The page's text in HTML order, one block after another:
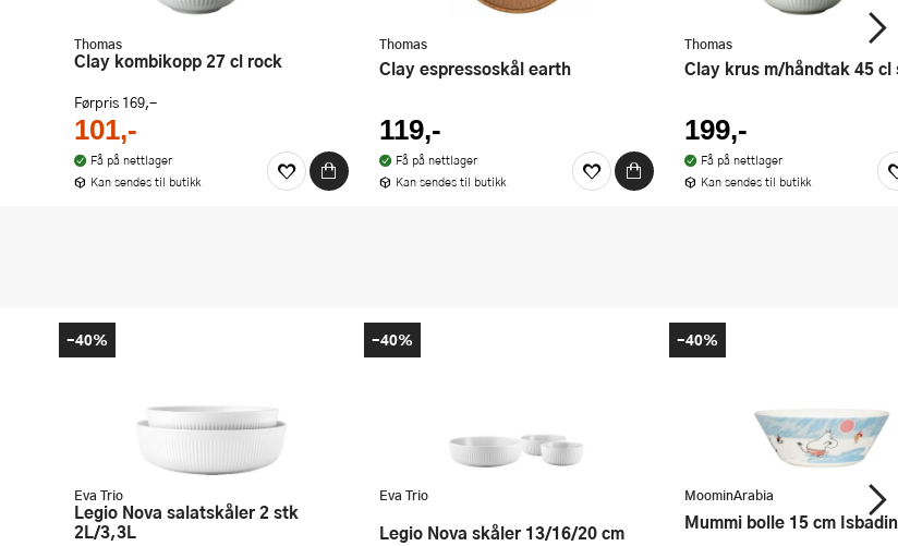
Thomas
Clay kombikopp 27 cl rock
Førpris 169,-
101,-
Få på nettlager
Kan sendes til butikk
Thomas
Clay espressoskål earth
119,-
Få på nettlager
Kan sendes til butikk
Thomas
Clay krus m/håndtak 45
199,-
Få på nettlager
Kan sendes til butikk
Eva Trio
Legio Nova salatskåler 2 stk
2L/3,3L
-40%
Eva Trio
Legio Nova skåler 13/16/20 cm
-40%
MoominArabia
Mummi bolle 15 cm
-40%